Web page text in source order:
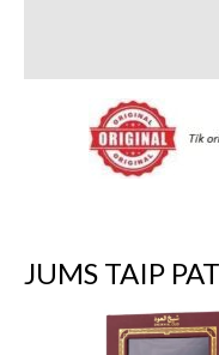
JUMS TAIP